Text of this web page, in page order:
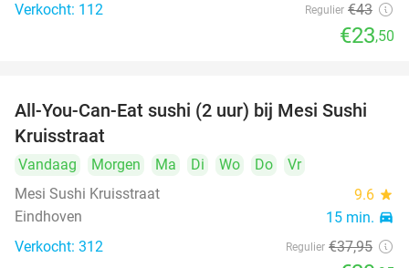
Verkocht: 112 Regulier €43
€23,50
21%
All-You-Can-Eat sushi (2 uur) bij Mesi Sushi
Kruisstraat
Vandaag Morgen Ma Di Wo Do
Vr
Mesi Sushi Kruisstraat
9.6 star
Eindhoven 15 min. directions_car
Verkocht: 312 Regulier €37,95